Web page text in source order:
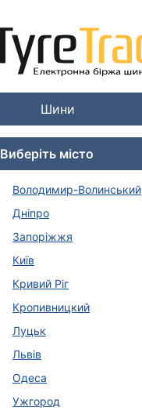
Шини
Виберіть місто
Володимир-Волинський
Дніпро
Запоріжжя
Київ
Кривий Ріг
Кропивницкий
Луцьк
Львів
Одеса
Ужгород